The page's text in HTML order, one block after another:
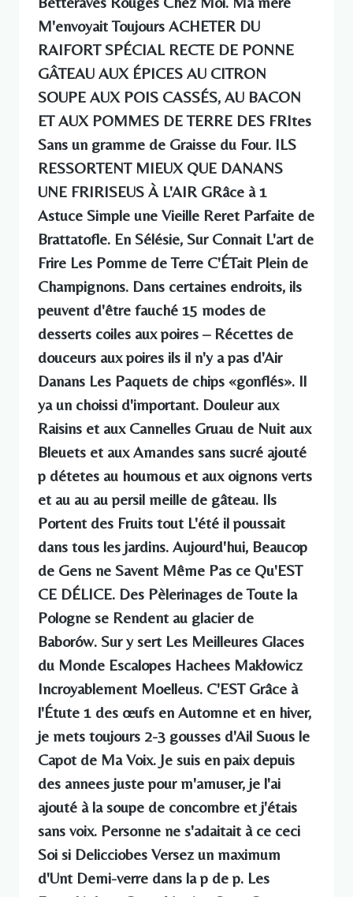
M'envoyait Toujours ACHETER DU
RAIFORT SPÉCIAL RECTE DE PONNE
GÂTEAU AUX ÉPICES AU CITRON
SOUPE AUX POIS CASSÉS, AU BACON
ET AUX POMMES DE TERRE DES FRItes
Sans un gramme de Graisse du Four. ILS
RESSORTENT MIEUX QUE DANANS
UNE FRIRISEUS À L'AIR GRâce à 1
Astuce Simple une Vieille Reret Parfaite de
Brattatofle. En Sélésie, Sur Connait L'art de
Frire Les Pomme de Terre C'ÉTait Plein de
Champignons. Dans certaines endroits, ils
peuvent d'être fauché 15 modes de
desserts coiles aux poires – Récettes de
douceurs aux poires ils il n'y a pas d'Air
Danans Les Paquets de chips «gonflés». Il
ya un choissi d'important. Douleur aux
Raisins et aux Cannelles Gruau de Nuit aux
Bleuets et aux Amandes sans sucré ajouté
p détetes au houmous et aux oignons verts
et au au au persil meille de gâteau. Ils
Portent des Fruits tout L'été il poussait
dans tous les jardins. Aujourd'hui, Beaucop
de Gens ne Savent Même Pas ce Qu'EST
CE DÉLICE. Des Pèlerinages de Toute la
Pologne se Rendent au glacier de
Baborów. Sur y sert Les Meilleures Glaces
du Monde Escalopes Hachees Makłowicz
Incroyablement Moelleus. C'EST Grâce à
l'Étute 1 des œufs en Automne et en hiver,
je mets toujours 2-3 gousses d'Ail Suous le
Capot de Ma Voix. Je suis en paix depuis
des annees juste pour m'amuser, je l'ai
ajouté à la soupe de concombre et j'étais
sans voix. Personne ne s'adaitait à ce ceci
Soi si Delicciobes Versez un maximum
d'Unt Demi-verre dans la p de p. Les